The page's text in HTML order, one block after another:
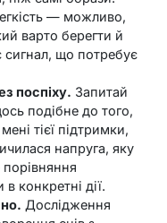
— можливо,
варто берегти й
що потребує
поспіху. Запитай
подібне до того,
тієї підтримки,
напруга, яку
конкретні дії.
Дослідження